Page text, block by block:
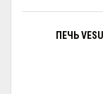
ПЕЧЬ